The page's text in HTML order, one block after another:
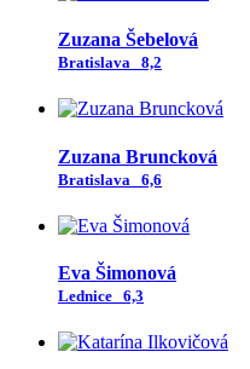
Zuzana Šebelová
Bratislava 8,2
Zuzana Bruncková
Bratislava 6,6
Eva Šimonová
Lednice 6,3